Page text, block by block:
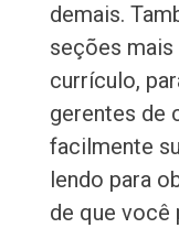
demais.
seções
currículo,
gerentes de
facilmente
lendo para
de que você